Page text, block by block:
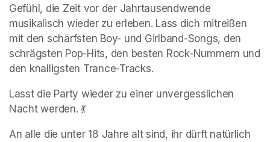
Gefühl, die Zeit vor der Jahrtausendwende
musikalisch wieder zu erleben. Lass dich mitreißen
mit den schärfsten Boy- und Girlband-Songs, den
schrägsten Pop-Hits, den besten Rock-Nummern und
den knalligsten Trance-Tracks.
Lasst die Party wieder zu einer unvergesslichen
Nacht werden. 💃
An alle die unter 18 Jahre alt sind, ihr dürft natürlich